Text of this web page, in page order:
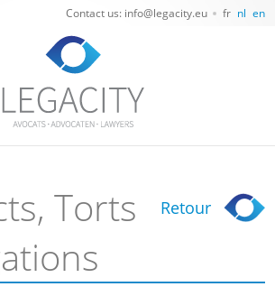
fr nl en
Contact us: info@legacity.eu
Retour
Torts